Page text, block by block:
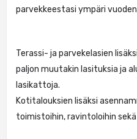
parvekkeestasi ympäri vuoden
Terassi- ja parvekelasien
paljon muutakin lasituksia ja
lasikattoja.
Kotitalouksien lisäksi
toimistoihin, ravintoloihin